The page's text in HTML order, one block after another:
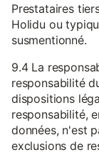
Prestataires
Holidu ou
susmentionné.
9.4 La
responsabilité
dispositions
responsabilité,
données, n'est
exclusions de